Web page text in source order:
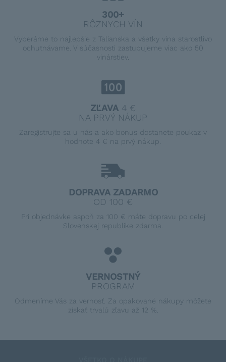
300+
RÔZNYCH VÍN
Vyberáme to najlepšie z Talianska a všetky vína starostlivo
ochutnávame. V súčasnosti zastupujeme viac ako 50
vinárstiev.
ZĽAVA 4 €
NA PRVÝ NÁKUP
Zaregistrujte sa u nás a ako bonus dostanete poukaz v
hodnote 4 € na prvý nákup.
DOPRAVA ZADARMO
OD 100 €
Pri objednávke aspoň za 100 € máte dopravu po celej
Slovenskej republike zdarma.
VERNOSTNÝ
PROGRAM
Odmeníme Vás za vernosť. Za opakované nákupy môžete
získať trvalú zľavu až 12 %.